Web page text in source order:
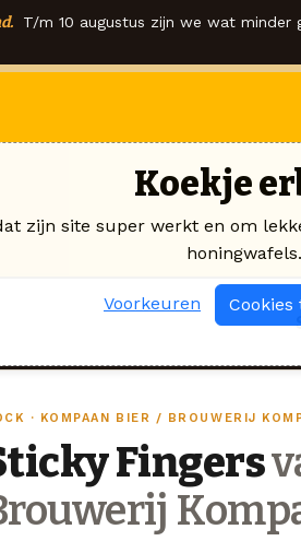
T/m 10 augustus zijn we wat minder
· KOMPAAN BIER / BROUWERIJ
Fingers
Koekje
zijn site super werkt en om
honingwafels.
Voorkeuren Cookies